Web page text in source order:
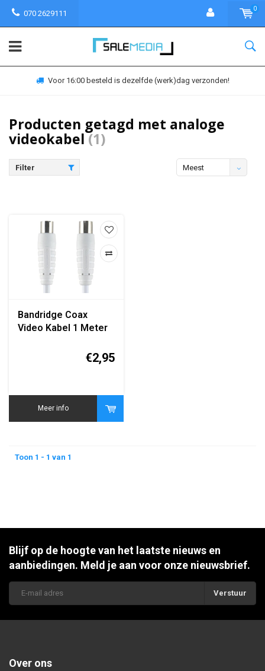
070 2629111
0
Voor 16:00 besteld is dezelfde (werk)dag verzonden!
Producten getagd met analoge
videokabel(1)
Filter
Meest
Bandridge Coax
Video Kabel 1 Meter
€2,95
Meer info
Toon 1 - 1 van 1
Blijf op de hoogte van het laatste nieuws en
aanbiedingen. Meld je aan voor onze nieuwsbrief.
Verstuur
Over ons